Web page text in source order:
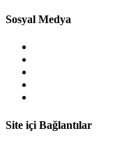
Sosyal Medya
Site içi Bağlantılar